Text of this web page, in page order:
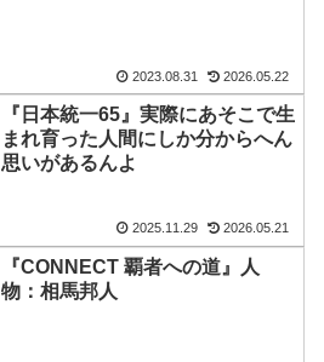
2023.08.31 2026.05.22
『日本統一65』実際にあそこで生
まれ育った人間にしか分からへん
思いがあるんよ
2025.11.29 2026.05.21
『CONNECT 覇者への道』人
物：相馬邦人